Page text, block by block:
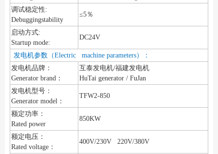
调试稳定性:
Debuggingstability
≤5％
启动方式:
Startup mode:
DC24V
发电机参数（Electric machine parameters）：
发电机品牌：
Generator brand：
互泰发电机/福建发电机
HuTai generator / FuJan
发电机型号：
Generator model：
TFW2-850
额定功率：
Rated power
850KW
额定电压：
Rated voltage：
400V/230V 220V/380V